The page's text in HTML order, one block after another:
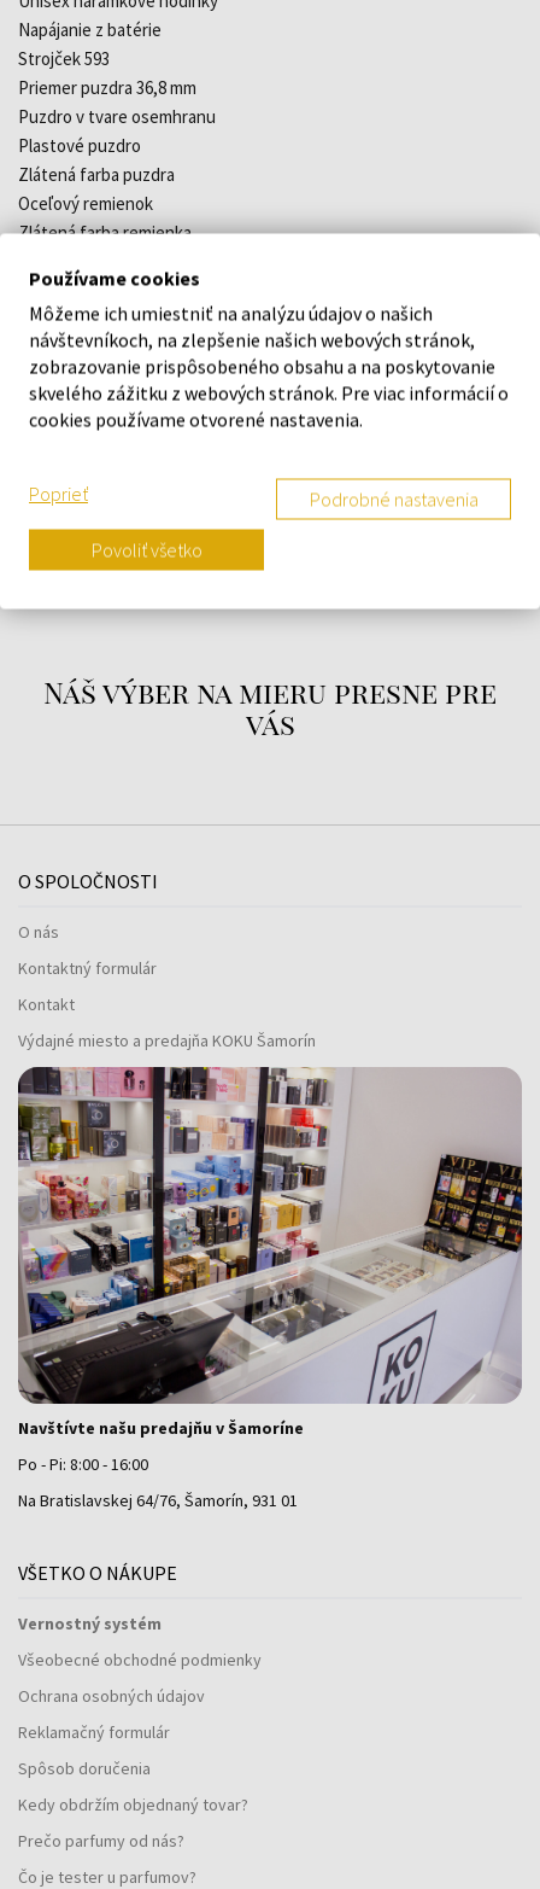
Napájanie z batérie
Strojček 593
Priemer puzdra 36,8 mm
Puzdro v tvare osemhranu
Plastové puzdro
Zlátená farba puzdra
Oceľový remienok
Zlátená farba remienka
Čierna farba ciferníka
Ciferník s arabskými číslami
Materiál skla - plast
Odolné voči vode pri bežnom nosení
Dátum
Stopky
Budík
O ZNAČKE
Náš výber na mieru presne pre
vás
O SPOLOČNOSTI
O nás
Kontaktný formulár
Kontakt
Výdajné miesto a predajňa KOKU Šamorín
Navštívte našu predajňu v Šamoríne
Po - Pi: 8:00 - 16:00
Na Bratislavskej 64/76, Šamorín, 931 01
VŠETKO O NÁKUPE
Vernostný systém
Všeobecné obchodné podmienky
Ochrana osobných údajov
Reklamačný formulár
Spôsob doručenia
Kedy obdržím objednaný tovar?
Prečo parfumy od nás?
Čo je tester u parfumov?
Používame cookies
Môžeme ich umiestniť na analýzu údajov o našich
návštevníkoch, na zlepšenie našich webových stránok,
zobrazovanie prispôsobeného obsahu a na poskytovanie
skvelého zážitku z webových stránok. Pre viac informácií o
cookies používame otvorené nastavenia.
Poprieť Podrobné nastavenia
Povoliť všetko